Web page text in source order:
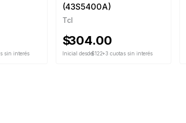
sin interés
(43S5400A)
Tcl
$304.00
Inicial desde$122+3 cuotas sin interés